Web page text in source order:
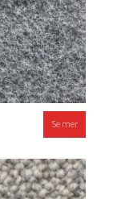
Se mer